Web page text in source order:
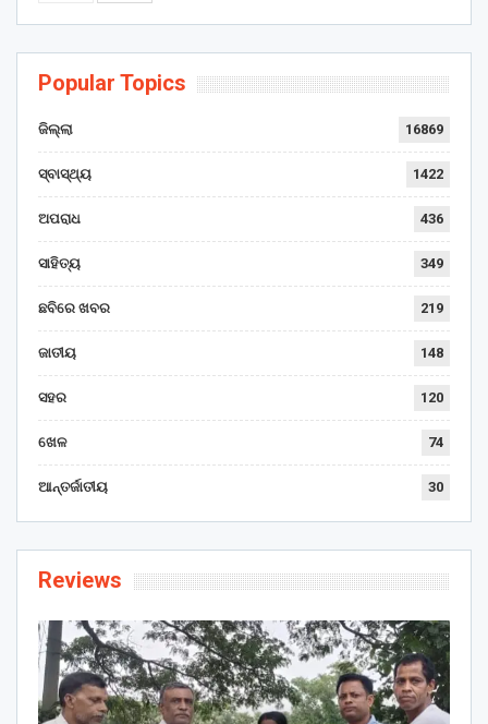
Popular Topics
ଜିଲ୍ଲା 16869
ସ୍ବାସ୍ଥ୍ୟ 1422
ଅପରାଧ 436
ସାହିତ୍ୟ 349
ଛବିରେ ଖବର 219
ଜାତୀୟ 148
ସହର 120
ଖେଳ 74
ଆନ୍ତର୍ଜାତୀୟ 30
Reviews